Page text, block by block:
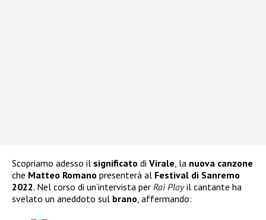
Scopriamo adesso il significato di Virale, la nuova canzone
che Matteo Romano presenterà al Festival di Sanremo
2022. Nel corso di un’intervista per Rai Playil cantante ha
svelato un aneddoto sul brano, affermando: